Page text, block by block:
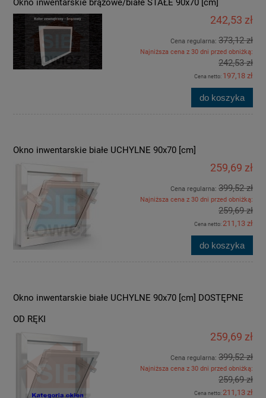
Okno inwentarskie brązowe/białe STAŁE 90x70 [cm]
242,53 zł
Cena regularna: 373,12 zł
Najniższa cena z 30 dni przed obniżką:
242,53 zł
Cena netto: 197,18 zł
do koszyka
Okno inwentarskie białe UCHYLNE 90x70 [cm]
259,69 zł
Cena regularna: 399,52 zł
Najniższa cena z 30 dni przed obniżką:
259,69 zł
Cena netto:211,13 zł
do koszyka
Okno inwentarskie białe UCHYLNE 90x70 [cm] DOSTĘPNE
OD RĘKI
259,69 zł
Cena regularna: 399,52 zł
Najniższa cena z 30 dni przed obniżką:
259,69 zł
Cena netto:211,13 zł